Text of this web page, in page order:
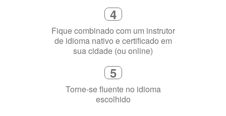
Fique combinado com um instrutor
de idioma nativo e certificado em
sua cidade (ou online)
5
Torne-se fluente no idioma
escolhido